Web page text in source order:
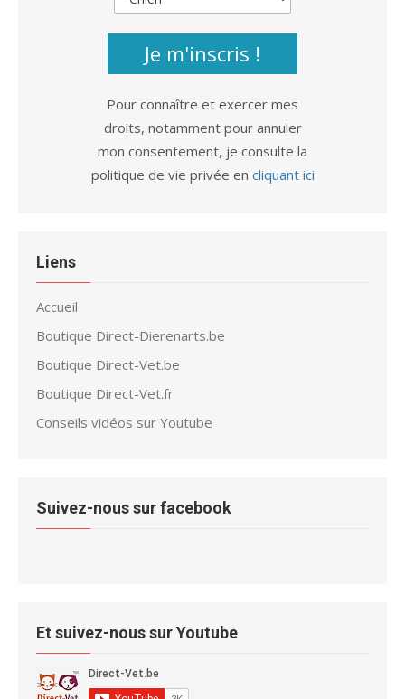
Je m'inscris !
Pour connaître et exercer mes
droits, notamment pour annuler
mon consentement, je consulte la
politique de vie privée en cliquant ici
Liens
Accueil
Boutique Direct-Dierenarts.be
Boutique Direct-Vet.be
Boutique Direct-Vet.fr
Conseils vidéos sur Youtube
Suivez-nous sur facebook
Et suivez-nous sur Youtube